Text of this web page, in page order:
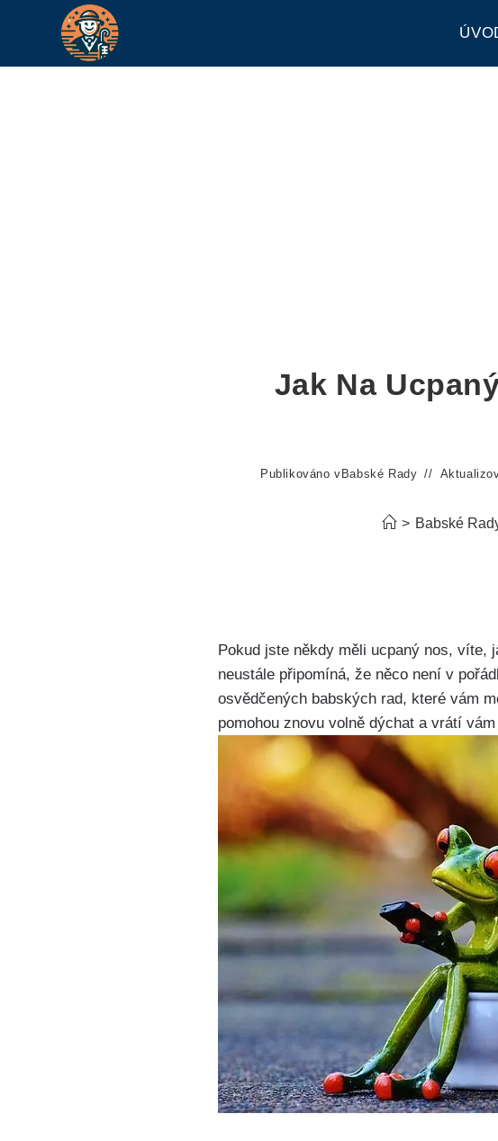
Jak Na
Publikováno v Babské Rady
> Babské
Pokud jste ⁢někdy měli ‍ucpaný nos, víte,​
neustále ⁣připomíná, že něco není v
osvědčených ⁤babských rad, ⁢které⁤ vám
pomohou znovu volně⁢ dýchat a vrátí